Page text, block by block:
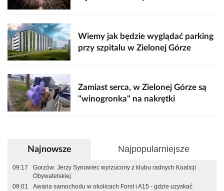
Wiemy jak będzie wyglądać parking
przy szpitalu w Zielonej Górze
Zamiast serca, w Zielonej Górze są
"winogronka" na nakrętki
Najnowsze Najpopularniejsze
09:17
Gorzów: Jerzy Synowiec wyrzucony z klubu radnych Koalicji
Obywatelskiej
09:01
Awaria samochodu w okolicach Forst i A15 - gdzie uzyskać